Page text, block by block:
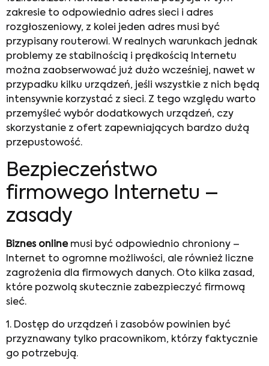
zakresie to odpowiednio adres sieci i adres
rozgłoszeniowy, z kolei jeden adres musi być
przypisany routerowi. W realnych warunkach jednak
problemy ze stabilnością i prędkością Internetu
można zaobserwować już dużo wcześniej, nawet w
przypadku kilku urządzeń, jeśli wszystkie z nich będą
intensywnie korzystać z sieci. Z tego względu warto
przemyśleć wybór dodatkowych urządzeń, czy
skorzystanie z ofert zapewniających bardzo dużą
przepustowość.
Bezpieczeństwo
firmowego Internetu –
zasady
Biznes onlinemusi być odpowiednio chroniony –
Internet to ogromne możliwości, ale również liczne
zagrożenia dla firmowych danych. Oto kilka zasad,
które pozwolą skutecznie zabezpieczyć firmową
sieć.
1. Dostęp do urządzeń i zasobów powinien być
przyznawany tylko pracownikom, którzy faktycznie
go potrzebują.